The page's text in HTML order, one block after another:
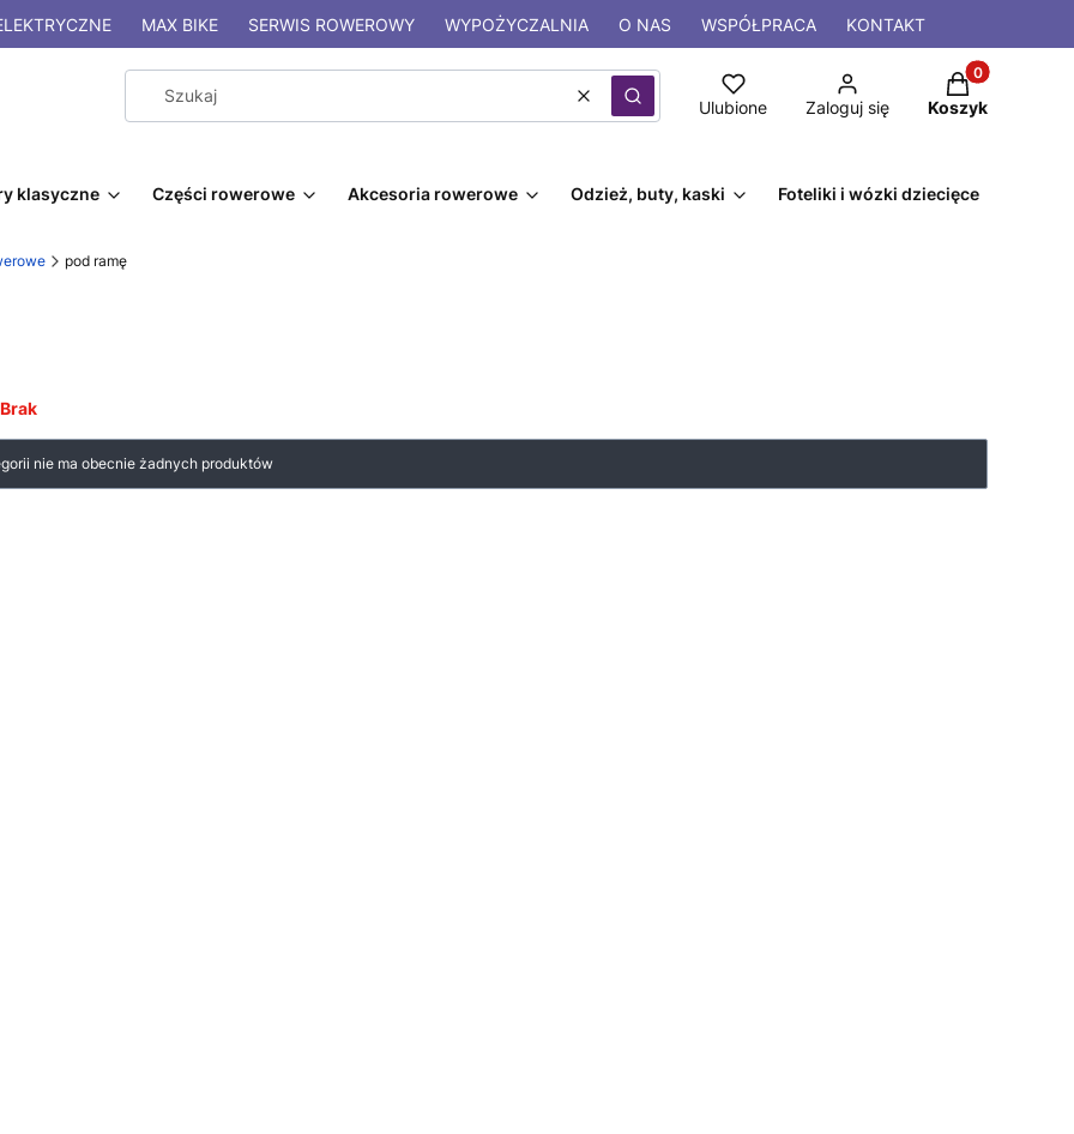
MAX BIKE SERWIS ROWEROWY WYPOŻYCZALNIA O NAS WSPÓŁPRACA KONTAKT
WyczyśćSzukaj Ulubione Zaloguj się
Produkty w
Koszyk
klasyczne Części rowerowe Akcesoria rowerowe Odzież, buty, kaski Foteliki i wózki dziecięce
pod ramę
Brak
nie ma obecnie żadnych produktów